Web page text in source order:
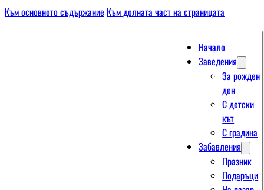
Към основното съдържание Към долната част на страницата
Начало
Заведения
За рожден
ден
С детски
кът
С градина
Забавления
Празник
Подаръци